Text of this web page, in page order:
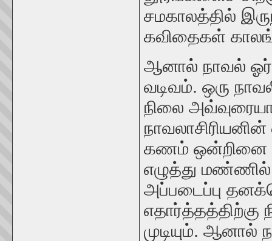
சமகாலத்தில்
கவிதைகள்
ஆனால் நாவல் ஓர்
வடிவம். ஒரு
நிலை
கணம் ஒன்றினை
எழுத்து மண்ணில்
அப்படைப்பு
முடியும். ஆனால்